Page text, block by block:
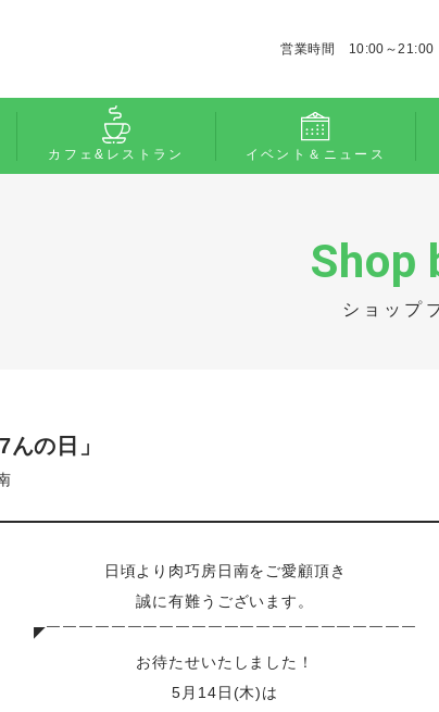
営業時間 10:00～21:00
カフェ&レストラン イベント＆ニュース
Shop
ショップ
の日」
日頃より肉巧房日南をご愛顧頂き
誠に有難うございます。
◤￣￣￣￣￣￣￣￣￣￣￣￣￣￣￣￣￣￣￣￣￣￣￣
お待たせいたしました！
5月14日(木)は